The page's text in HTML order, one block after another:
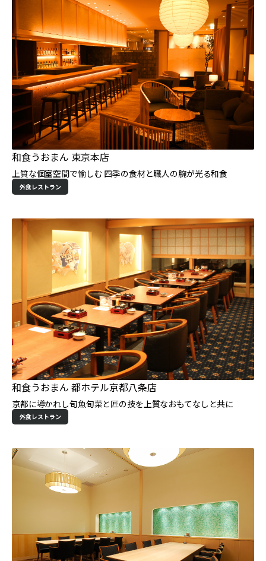
和食うおまん 東京本店
上質な個室空間で愉しむ 四季の食材と職人の腕が光る和食
外食レストラン
和食うおまん 都ホテル京都八条店
京都に導かれし旬魚旬菜と匠の技を上質なおもてなしと共に
外食レストラン